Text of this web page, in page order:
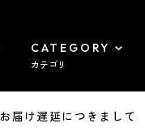
CATEGORY
カテゴリ
け遅延につきまして